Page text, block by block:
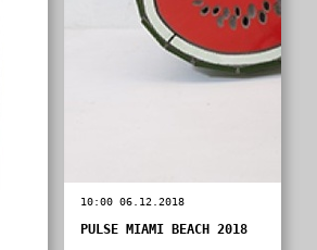
10:00 06.12.2018
PULSE MIAMI BEACH 2018